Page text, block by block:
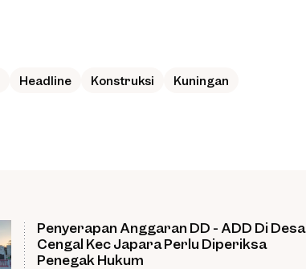
Headline Konstruksi Kuningan
Penyerapan Anggaran DD - ADD Di Desa
Cengal Kec Japara Perlu Diperiksa
Penegak Hukum